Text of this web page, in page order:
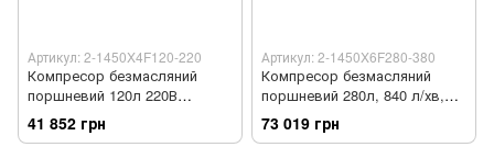
Артикул: 2-1450X4F120-220
Компресор безмасляний
поршневий 120л 220В
AUARITA 2-1450X4F120-220
41 852 грн
Артикул: 2-1450X6F280-380
Компресор безмасляний
поршневий 280л, 840 л/хв,
380В 2-1450X6F280-380
AUARITA
73 019 грн